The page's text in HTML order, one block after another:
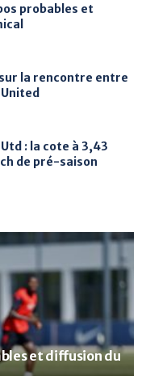
probables et
la rencontre entre
: la cote à 3,43
de pré-saison
et diffusion du